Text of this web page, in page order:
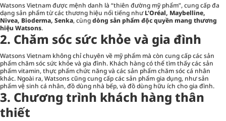
Watsons Vietnam được mệnh danh là “thiên đường mỹ phẩm”, cung cấp đa
dạng sản phẩm từ các thương hiệu nổi tiếng nhưL’Oréal, Maybelline,
Nivea, Bioderma, Senka, cùngdòng sản phẩm độc quyền mang thương
hiệu Watsons.
2. Chăm sóc sức khỏe và gia đình
Watsons Vietnam không chỉ chuyên về mỹ phẩm mà còn cung cấp các sản
phẩm chăm sóc sức khỏe và gia đình. Khách hàng có thể tìm thấy các sản
phẩm vitamin, thực phẩm chức năng và các sản phẩm chăm sóc cá nhân
khác. Ngoài ra, Watsons cũng cung cấp các sản phẩm gia dụng, như sản
phẩm vệ sinh cá nhân, đồ dùng nhà bếp, và đồ dùng hữu ích cho gia đình.
3. Chương trình khách hàng thân
thiết